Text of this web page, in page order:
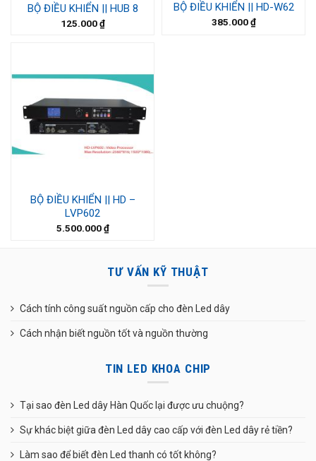
BỘ ĐIỀU KHIỂN || HUB 8
125.000₫
BỘ ĐIỀU KHIỂN || HD-W62
385.000₫
BỘ ĐIỀU KHIỂN || HD –
LVP602
5.500.000₫
TƯ VẤN KỸ THUẬT
Cách tính công suất nguồn cấp cho đèn Led dây
Cách nhận biết nguồn tốt và nguồn thường
TIN LED KHOA CHIP
Tại sao đèn Led dây Hàn Quốc lại được ưu chuộng?
Sự khác biệt giữa đèn Led dây cao cấp với đèn Led dây rẻ tiền?
Làm sao để biết đèn Led thanh có tốt không?